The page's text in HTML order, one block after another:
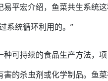
易平宏介绍，鱼菜共生系统
系统循环利用的。”
种可持续的食品生产方法，
害的杀虫剂或化学制品。鱼